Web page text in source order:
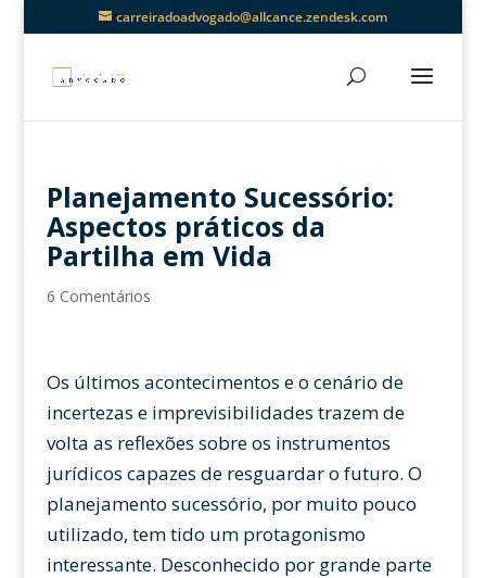
carreiradoadvogado@allcance.zendesk.com
Planejamento Sucessório:
Aspectos práticos da
Partilha em Vida
6 Comentários
Os últimos acontecimentos e o cenário de
incertezas e imprevisibilidades trazem de
volta as reflexões sobre os instrumentos
jurídicos capazes de resguardar o futuro. O
planejamento sucessório, por muito pouco
utilizado, tem tido um protagonismo
interessante. Desconhecido por grande parte